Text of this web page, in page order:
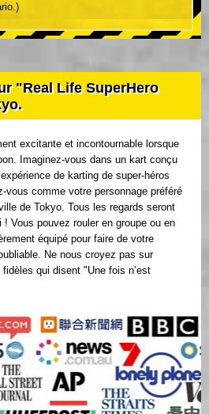
"Real Life SuperHero
excitante et incontournable lorsque
Imaginez-vous dans un kart conçu
de karting de super-héros
vous comme votre personnage préféré
de Tokyo. Tous les regards seront
Vous pouvez rouler en groupe ou en
équipé pour faire de votre
Ne nous croyez pas sur
qui disent "Une fois n’est